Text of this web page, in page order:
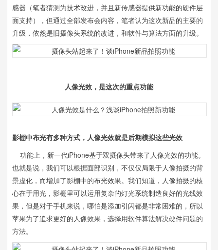
感器（笔者猜测为技术改进，并且新传感器提供新功能的硬件层
面支持），但通过全部发布会内容，笔者认为这次新品的主要的
升级，依然是旧摄像头系统的改进，和软件与算法方面的升级。
人像光效，是这次的重点功能
影棚中布光有多种方式，人像光效就是后期模拟这些光效
功能上，新一代iPhone基于双摄像头带来了人像光效的功能。
也就是说，我们可以根据面部识别，不仅仅局限于人像拍摄的背
景虚化，而增加了影棚中的布光效果。我们知道，人像拍摄的核
心在于用光，影棚里可以运用复杂的灯光系统制造良好的光线效
果，但是对于手机来说，哪怕是添加引闪都是非常困难的，所以
苹果为了追求更好的人像效果，选择用软件算法解决硬件问题的
方法。